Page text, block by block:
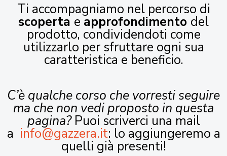
Ti accompagniamo nel percorso di
scoperta e approfondimento del
prodotto, condividendoti come
utilizzarlo per sfruttare ogni sua
caratteristica e beneficio.
C’è qualche corso che vorresti seguire
ma che non vedi proposto in questa
pagina?Puoi scriverci una mail
a info@gazzera.it: lo aggiungeremo a
quelli già presenti!